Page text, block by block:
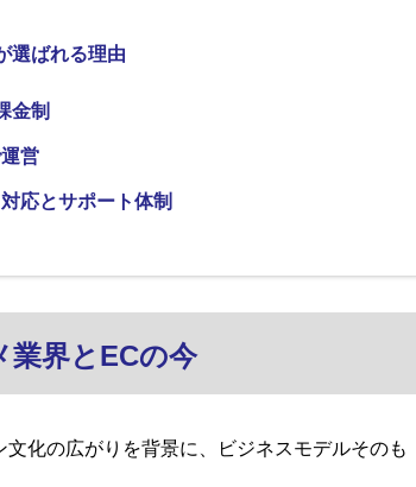
選ばれる理由
金制
営
応とサポート体制
業界とECの今
化の広がりを背景に、ビジネスモデルそのも